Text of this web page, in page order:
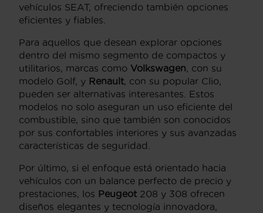
vehículos SEAT, ofreciendo también opciones
eficientes y fiables.
Para aquellos que desean explorar opciones
dentro del mismo segmento de compactos y
utilitarios, marcas como Volkswagen , con su
modelo Golf, y Renault , con su popular Clio,
pueden ser alternativas interesantes. Estos
modelos no solo aseguran un uso eficiente del
combustible, sino que también son conocidos
por sus confortables interiores y sus avanzadas
características de seguridad.
Por último, si el enfoque está orientado hacia
vehículos con un balance perfecto de precio y
prestaciones, los Peugeot 208 y 308 ofrecen
diseños elegantes y tecnología innovadora,